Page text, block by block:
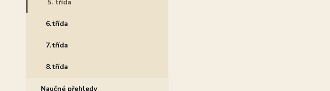
5. třída
6.třída
7.třída
8.třída
Naučné přehledy